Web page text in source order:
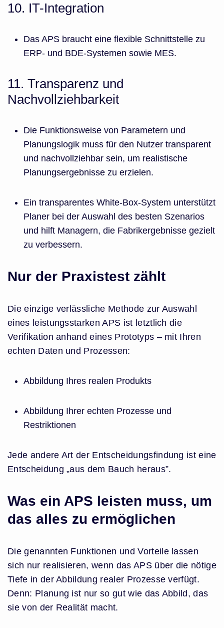
10. IT-Integration
Das APS braucht eine flexible Schnittstelle zu
ERP- und BDE-Systemen sowie MES.
11. Transparenz und
Nachvollziehbarkeit
Die Funktionsweise von Parametern und
Planungslogik muss für den Nutzer transparent
und nachvollziehbar sein, um realistische
Planungsergebnisse zu erzielen.
Ein transparentes White-Box-System unterstützt
Planer bei der Auswahl des besten Szenarios
und hilft Managern, die Fabrikergebnisse gezielt
zu verbessern.
Nur der Praxistest zählt
Die einzige verlässliche Methode zur Auswahl
eines leistungsstarken APS ist letztlich die
Verifikation anhand eines Prototyps – mit Ihren
echten Daten und Prozessen:
Abbildung Ihres realen Produkts
Abbildung Ihrer echten Prozesse und
Restriktionen
Jede andere Art der Entscheidungsfindung ist eine
Entscheidung „aus dem Bauch heraus”.
Was ein APS leisten muss, um
das alles zu ermöglichen
Die genannten Funktionen und Vorteile lassen
sich nur realisieren, wenn das APS über die nötige
Tiefe in der Abbildung realer Prozesse verfügt.
Denn: Planung ist nur so gut wie das Abbild, das
sie von der Realität macht.